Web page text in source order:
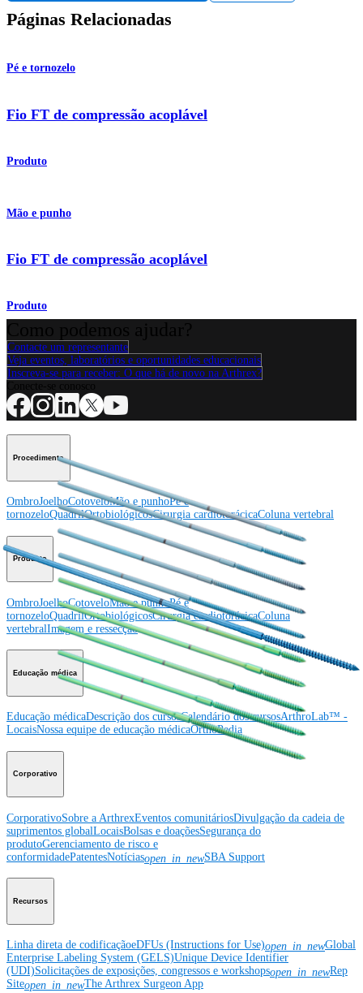
Páginas Relacionadas
Pé e tornozelo
Fio FT de compressão acoplável
Produto
Mão e punho
Fio FT de compressão acoplável
Produto
Contacte um representante
Veja eventos, laboratórios e oportunidades educacionais
Inscreva-se para receber: O que há de novo na Arthrex?
Procedimento
OmbroJoelhoCotoveloMão e punhoPé e
tornozeloQuadrilOrtobiológicosCirurgia cardiotorácicaColuna vertebral
Producto
OmbroJoelhoCotoveloMão e punhoPé e
tornozeloQuadrilOrtobiológicosCirurgia cardiotorácicaColuna
vertebralImagem e ressecção
Educação médica
Educação médicaDescrição dos cursosCalendário dos cursosArthroLab™ -
LocaisNossa equipe de educação médicaOrthoPedia
Corporativo
CorporativoSobre a ArthrexEventos comunitáriosDivulgação da cadeia de
suprimentos globalLocaisBolsas e doaçõesSegurança do
produtoGerenciamento de risco e
conformidadePatentesNotíciasopen_in_newSBA Support
Recursos
Linha direta de codificaçãoeDFUs (Instructions for Use)open_in_newGlobal
Enterprise Labeling System (GELS)Unique Device Identifier
(UDI)Solicitações de exposições, congressos e workshopsopen_in_newRep
Siteopen_in_newThe Arthrex Surgeon App